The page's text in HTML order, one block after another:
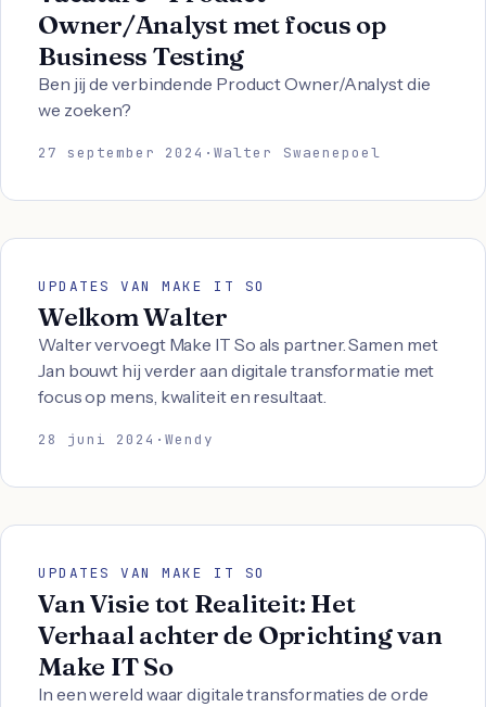
Owner/Analyst met focus op
Business Testing
Ben jij de verbindende Product Owner/Analyst die
we zoeken?
27 september 2024 ·Walter Swaenepoel
UPDATES VAN MAKE IT SO
Welkom Walter
Walter vervoegt Make IT So als partner. Samen met
Jan bouwt hij verder aan digitale transformatie met
focus op mens, kwaliteit en resultaat.
28 juni 2024 ·Wendy
UPDATES VAN MAKE IT SO
Van Visie tot Realiteit: Het
Verhaal achter de Oprichting van
Make IT So
In een wereld waar digitale transformaties de orde